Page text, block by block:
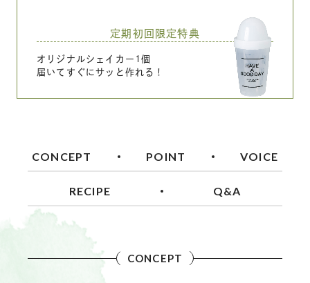
定期初回限定特典
オリジナルシェイカー1個
届いてすぐにサッと作れる！
CONCEPT POINT VOICE
RECIPE Q&A
CONCEPT